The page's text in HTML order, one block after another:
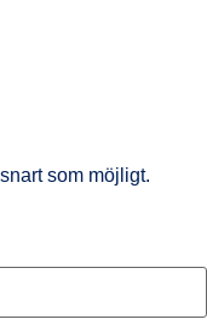
som möjligt.